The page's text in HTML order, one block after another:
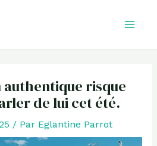
risque
de lui cet été.
/ Par Eglantine Parrot